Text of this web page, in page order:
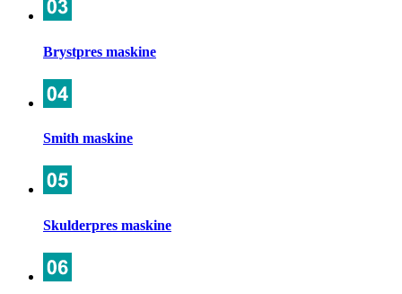
Brystpres maskine
Smith maskine
Skulderpres maskine